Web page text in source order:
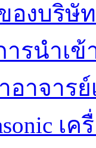
งบริษัท
ารนำเ
อาจาร
เ